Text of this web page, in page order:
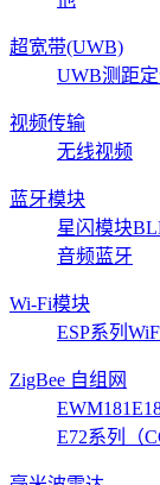
超宽带(UWB)
UWB测距
视频传输
无线视频
蓝牙模块
星闪模块
音频蓝牙
Wi-Fi模块
ESP系列
ZigBee 自组网
EWM181
E72系列（